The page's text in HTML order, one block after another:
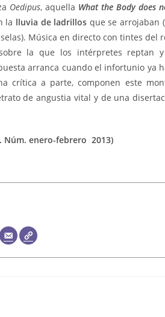
Oedipus, aquella What the Body does
la lluvia de ladrillos que se arrojaban
Música en directo con tintes del
la que los intérpretes reptan y
arranca cuando el infortunio ya
crítica a parte, componen este
de angustia vital y de una
. Núm. enero-febrero 2013)